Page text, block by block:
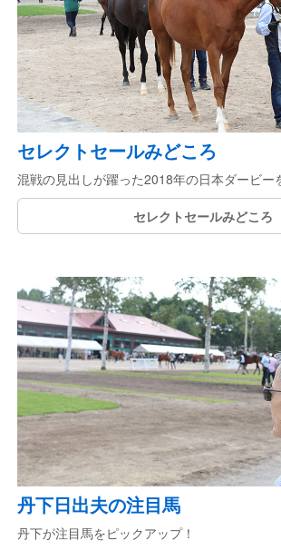
セレクトセールみどころ
混戦の見出しが躍った2018年の日本ダービー
セレクトセールみどころ
丹下日出夫の注目馬
丹下が注目馬をピックアップ！